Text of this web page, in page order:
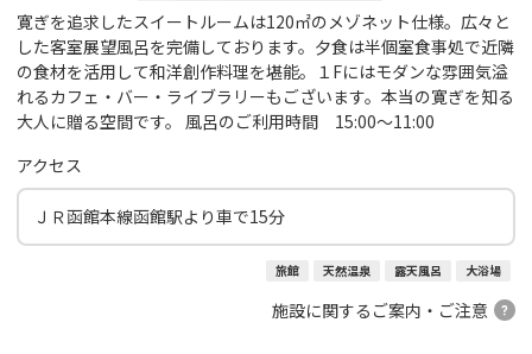
寛ぎを追求したスイートルームは120㎡のメゾネット仕様。広々と
した客室展望風呂を完備しております。夕食は半個室食事処で近隣
の食材を活用して和洋創作料理を堪能。１Fにはモダンな雰囲気溢
れるカフェ・バー・ライブラリーもございます。本当の寛ぎを知る
大人に贈る空間です。 風呂のご利用時間 15:00～11:00
アクセス
ＪＲ函館本線函館駅より車で15分
旅館 天然温泉 露天風呂 大浴場
施設に関するご案内・ご注意